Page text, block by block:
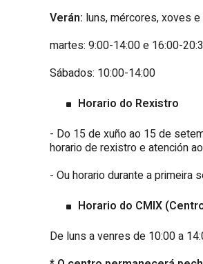
Verán: luns, mércores, xoves
martes: 9:00-14:00 e 16:00-
Sábados: 10:00-14:00
Horario do Rexistro
- Do 15 de xuño ao 15 de
horario de rexistro e atención
- Ou horario durante a primeira
Horario do CMIX
De luns a venres de 10:00 a